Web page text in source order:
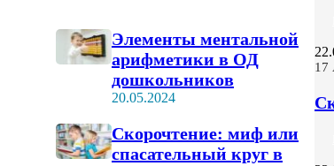
17
Элементы ментальной
арифметики в ОД
дошкольников
20.05.2024
Скорочтение: миф или
спасательный круг в